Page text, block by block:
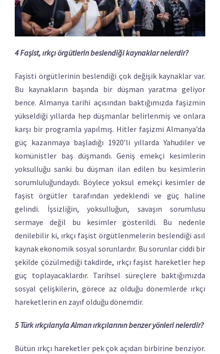
4 Faşist, ırkçı örgütlerin beslendiği kaynaklar nelerdir?
Faşisti örgütlerinin beslendiği çok değişik kaynaklar var.
Bu kaynakların başında bir düşman yaratma geliyor
bence. Almanya tarihi açısından baktığımızda faşizmin
yükseldiği yıllarda hep düşmanlar belirlenmiş ve onlara
karşı bir programla yapılmış. Hitler faşizmi Almanya’da
güç kazanmaya başladığı 1920’li yıllarda Yahudiler ve
komünistler baş düşmandı. Geniş emekçi kesimlerin
yoksulluğu sanki bu düşman ilan edilen bu kesimlerin
sorumluluğundaydı. Böylece yoksul emekçi kesimler de
faşist örgütler tarafından yedeklendi ve güç haline
gelindi. İşsizliğin, yoksulluğun, savaşın sorumlusu
sermaye değil bu kesimler gösterildi. Bu nedenle
denilebilir ki, ırkçı faşist örgütlenmelerin beslendiği asıl
kaynak ekonomik sosyal sorunlardır. Bu sorunlar ciddi bir
şekilde çözülmediği takdirde, ırkçı faşist hareketler hep
güç toplayacaklardır. Tarihsel süreçlere baktığımızda
sosyal çelişkilerin, görece az olduğu dönemlerde ırkçı
hareketlerin en zayıf olduğu dönemdir.
5 Türk ırkçılarıyla Alman ırkçılarının benzer yönleri nelerdir?
Bütün ırkçı hareketler pek çok açıdan birbirine benziyor.